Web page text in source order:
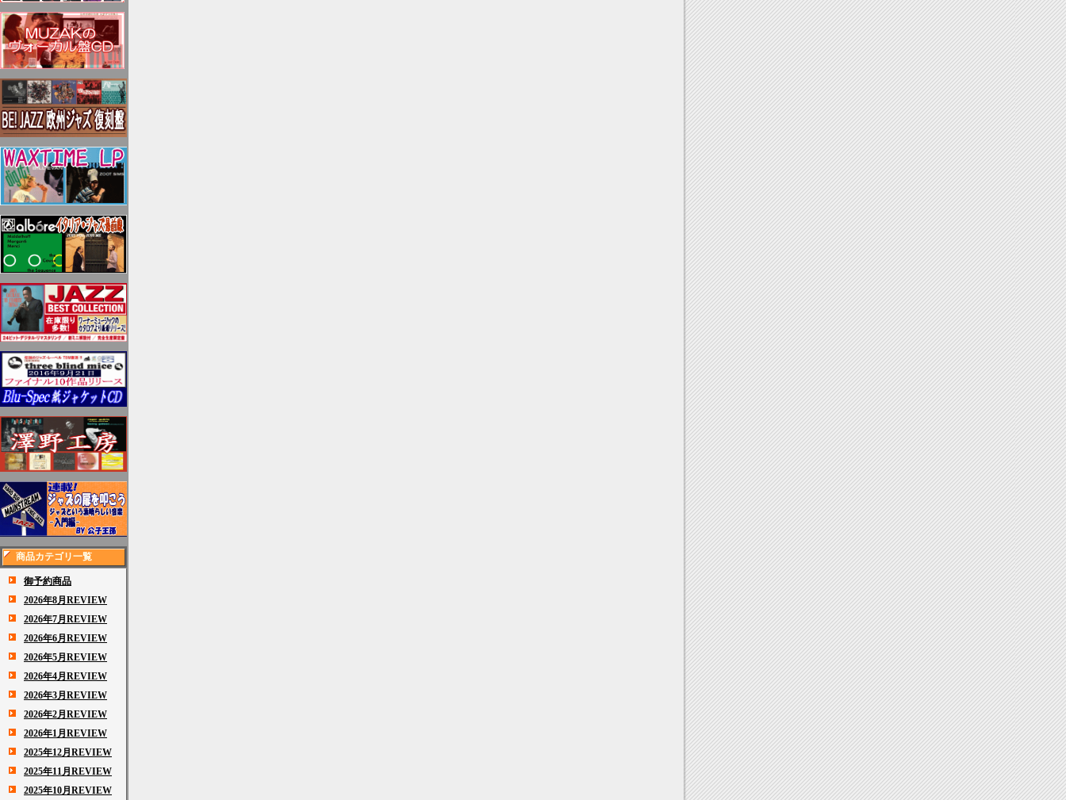
商品カテゴリ一覧
御予約商品
2026年8月REVIEW
2026年7月REVIEW
2026年6月REVIEW
2026年5月REVIEW
2026年4月REVIEW
2026年3月REVIEW
2026年2月REVIEW
2026年1月REVIEW
2025年12月REVIEW
2025年11月REVIEW
2025年10月REVIEW